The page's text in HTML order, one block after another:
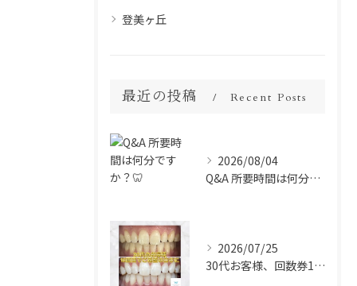
登美ヶ丘
最近の投稿 Recent Posts
2026/08/04
Q&A 所要時間は何分ですか？🦷
2026/07/25
30代お客様、回数券10回目のお写真✨